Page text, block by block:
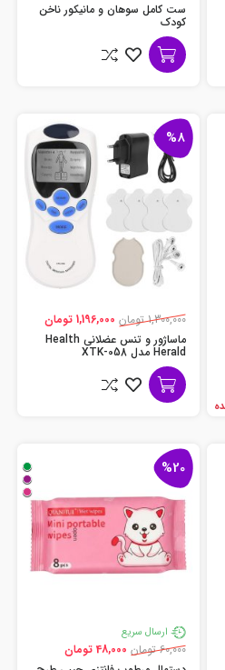
ست کامل سوهان و مانیکور ناخن
کودک
%8
1,300,000 تومان
1,196,000 تومان
ماساژور و تنس عضلانی Health
Herald مدل XTK-058
%20
ارسال سریع
60,000 تومان
48,000 تومان